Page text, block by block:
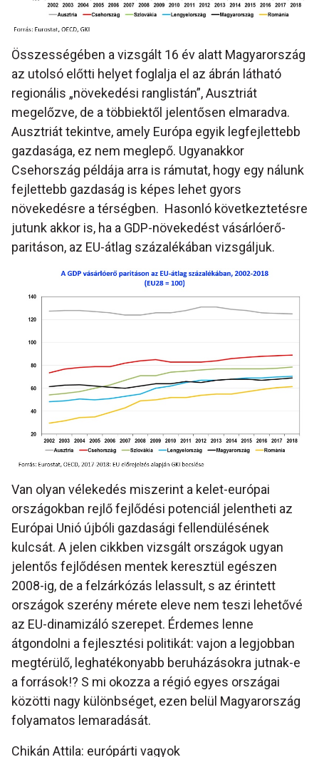
Összességében a vizsgált 16 év alatt Magyarország
az utolsó előtti helyet foglalja el az ábrán látható
regionális „növekedési ranglistán”, Ausztriát
megelőzve, de a többiektől jelentősen elmaradva.
Ausztriát tekintve, amely Európa egyik legfejlettebb
gazdasága, ez nem meglepő. Ugyanakkor
Csehország példája arra is rámutat, hogy egy nálunk
fejlettebb gazdaság is képes lehet gyors
növekedésre a térségben. Hasonló következtetésre
jutunk akkor is, ha a GDP-növekedést vásárlóerő-
paritáson, az EU-átlag százalékában vizsgáljuk.
Van olyan vélekedés miszerint a kelet-európai
országokban rejlő fejlődési potenciál jelentheti az
Európai Unió újbóli gazdasági fellendülésének
kulcsát. A jelen cikkben vizsgált országok ugyan
jelentős fejlődésen mentek keresztül egészen
2008-ig, de a felzárkózás lelassult, s az érintett
országok szerény mérete eleve nem teszi lehetővé
az EU-dinamizáló szerepet. Érdemes lenne
átgondolni a fejlesztési politikát: vajon a legjobban
megtérülő, leghatékonyabb beruházásokra jutnak-e
a források!? S mi okozza a régió egyes országai
közötti nagy különbséget, ezen belül Magyarország
folyamatos lemaradását.
Chikán Attila: európárti vagyok